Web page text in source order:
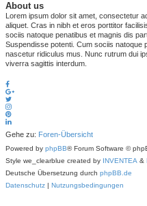
About us
Lorem ipsum dolor sit amet, consectetur
aliquet. Cras in nibh et eros porttitor
sociis natoque penatibus et magnis dis
Suspendisse potenti. Cum sociis natoque
nascetur ridiculus mus. Nunc rutrum dui
viverra sagittis interdum.
Gehe zu: Foren-Übersicht
Powered by phpBB® Forum Software ©
Style we_clearblue created by INVENTEA &
Deutsche Übersetzung durch phpBB.de
Datenschutz | Nutzungsbedingungen